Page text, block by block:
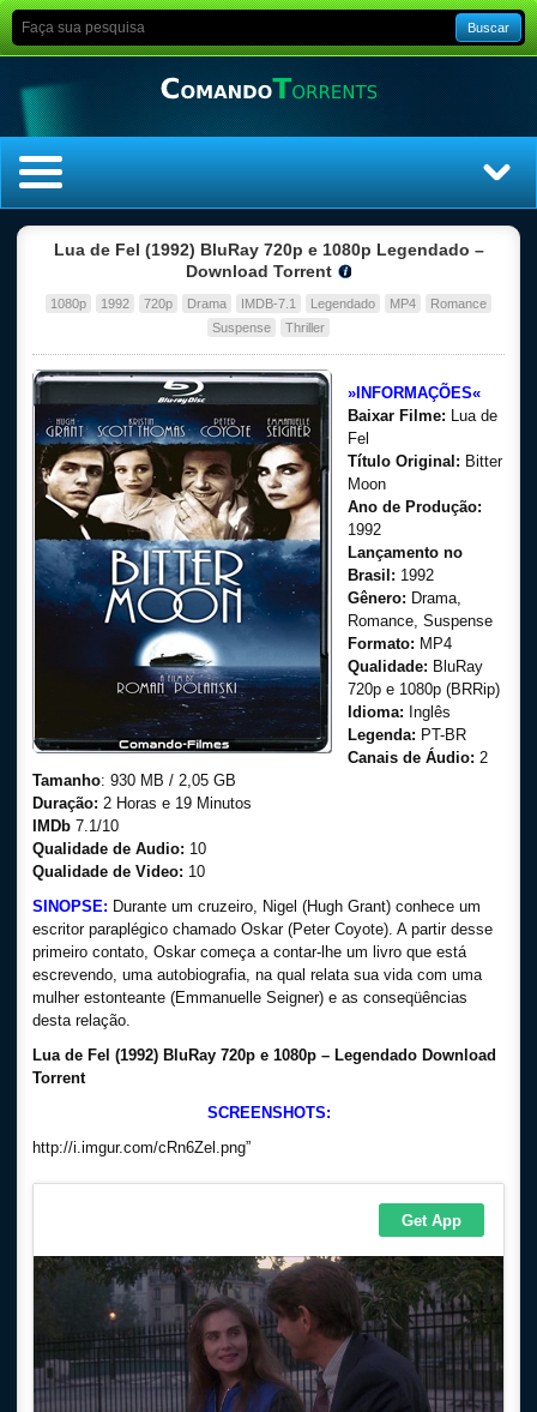
Buscar
Filmes
Dublado
Legendado
Lua de Fel (1992) BluRay 720p e 1080p Legendado –
Download Torrent
1080p 1992 720p Drama IMDB-7.1 Legendado MP4
Romance
Suspense
Thriller
»INFORMAÇÕES«
Baixar Filme: Lua de
Fel
Título Original: Bitter
Moon
Ano de Produção:
1992
Lançamento no
Brasil: 1992
Gênero: Drama,
Romance, Suspense
Formato: MP4
Qualidade: BluRay
720p e 1080p (BRRip)
Idioma: Inglês
Legenda: PT-BR
Canais de Áudio: 2
Tamanho: 930 MB / 2,05 GB
Duração: 2 Horas e 19 Minutos
IMDb 7.1/10
Qualidade de Audio: 10
Qualidade de Video: 10
SINOPSE: Durante um cruzeiro, Nigel (Hugh Grant) conhece um
escritor paraplégico chamado Oskar (Peter Coyote). A partir desse
primeiro contato, Oskar começa a contar-lhe um livro que está
escrevendo, uma autobiografia, na qual relata sua vida com uma
mulher estonteante (Emmanuelle Seigner) e as conseqüências
desta relação.
Lua de Fel (1992) BluRay 720p e 1080p – Legendado Download
Torrent
SCREENSHOTS:
http://i.imgur.com/cRn6Zel.png”